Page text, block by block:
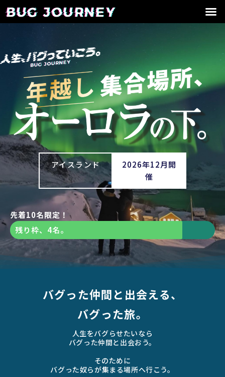
アイスランド
2026年12月開
催
先着10名限定！
残り枠、4名。
バグった仲間と出会える、
バグった旅。
人生をバグらせたいなら
バグった仲間と出会おう。
そのために
バグった奴らが集まる場所へ行こう。